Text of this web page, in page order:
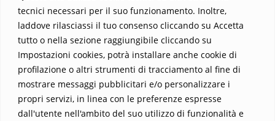
tecnici necessari per il suo funzionamento. Inoltre,
laddove rilasciassi il tuo consenso cliccando su Accetta
tutto o nella sezione raggiungibile cliccando su
Impostazioni cookies, potrà installare anche cookie di
profilazione o altri strumenti di tracciamento al fine di
mostrare messaggi pubblicitari e/o personalizzare i
propri servizi, in linea con le preferenze espresse
dall'utente nell'ambito del suo utilizzo di funzionalità e
Home Contatti